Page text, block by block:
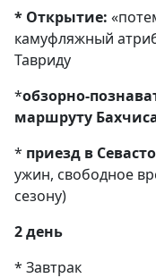
* Открытие:
камуфляжный
Тавриду
*обзорно-
маршруту
* приезд в
ужин, свободное
сезону)
2 день
* Завтрак